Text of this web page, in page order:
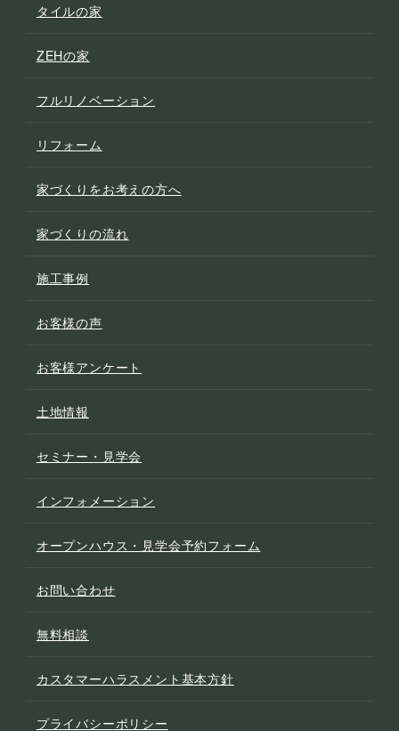
タイルの家
ZEHの家
フルリノベーション
リフォーム
家づくりをお考えの方へ
家づくりの流れ
施工事例
お客様の声
お客様アンケート
土地情報
セミナー・見学会
インフォメーション
オープンハウス・見学会予約フォーム
お問い合わせ
無料相談
カスタマーハラスメント基本方針
プライバシーポリシー